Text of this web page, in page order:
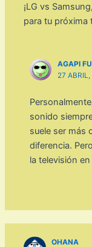
¡LG vs
para tu próxima
AGAPI
27
sonido
suele ser más
diferencia.
la televisión en
OHANA